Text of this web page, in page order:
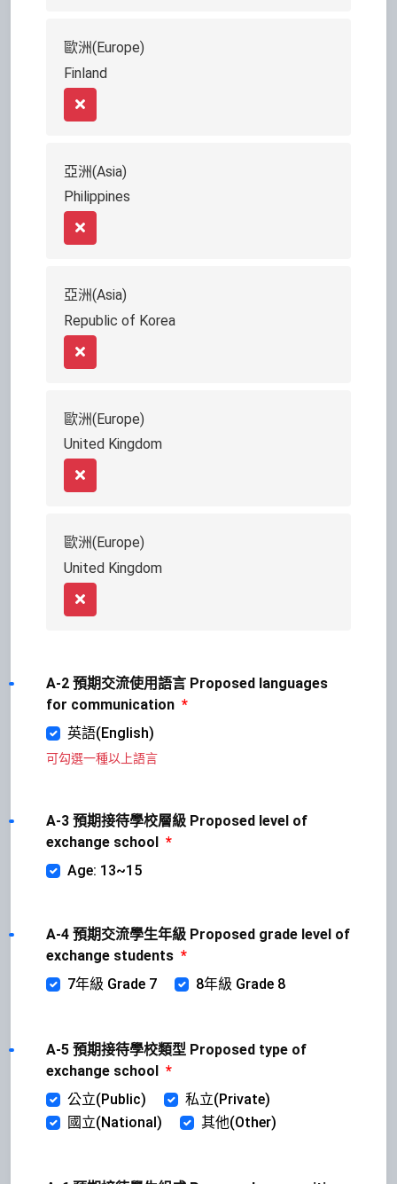
歐洲(Europe)
Finland
Remove
亞洲(Asia)
Philippines
Remove
亞洲(Asia)
Republic of Korea
Remove
歐洲(Europe)
United Kingdom
Remove
歐洲(Europe)
United Kingdom
Remove
A-2 預期交流使用語言 Proposed languages
for communication *
英語(English)
可勾選一種以上語言
A-3 預期接待學校層級 Proposed level of
exchange school *
Age: 13~15
A-4 預期交流學生年級 Proposed grade level of
exchange students *
7年級 Grade 7
8年級 Grade 8
A-5 預期接待學校類型 Proposed type of
exchange school *
公立(Public)
私立(Private)
國立(National)
其他(Other)